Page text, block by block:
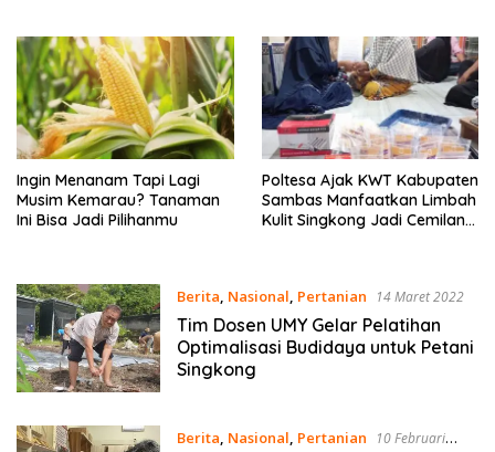
Ingin Menanam Tapi Lagi
Musim Kemarau? Tanaman
Ini Bisa Jadi Pilihanmu
Poltesa Ajak KWT Kabupaten
Sambas Manfaatkan Limbah
Kulit Singkong Jadi Cemilan
Berita, Nasional, Pertanian 14 Maret 2022
Tim Dosen UMY Gelar Pelatihan
Optimalisasi Budidaya untuk Petani
Singkong
Berita, Nasional, Pertanian
10 Februari